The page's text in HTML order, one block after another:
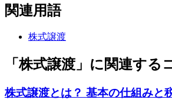
関連用語
株式譲渡
「株式譲渡」に関連する
株式譲渡とは？ 基本の仕組みと